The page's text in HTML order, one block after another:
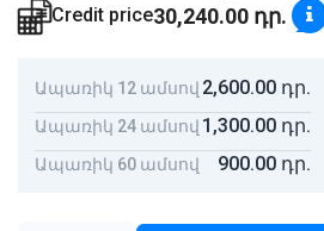
Credit price30,240.00 դր.
Ապառիկ 12 ամսով 2,600.00 դր.
Ապառիկ 24 ամսով 1,300.00 դր.
Ապառիկ 60 ամսով 900.00 դր.